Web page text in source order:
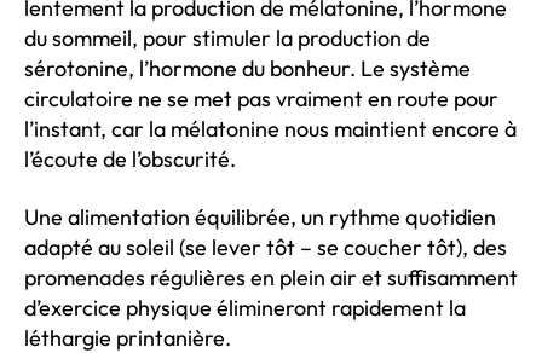
lentement la production de mélatonine, l’hormone
du sommeil, pour stimuler la production de
sérotonine, l’hormone du bonheur. Le système
circulatoire ne se met pas vraiment en route pour
l’instant, car la mélatonine nous maintient encore à
l’écoute de l’obscurité.
Une alimentation équilibrée, un rythme quotidien
adapté au soleil (se lever tôt – se coucher tôt), des
promenades régulières en plein air et suffisamment
d’exercice physique élimineront rapidement la
léthargie printanière.